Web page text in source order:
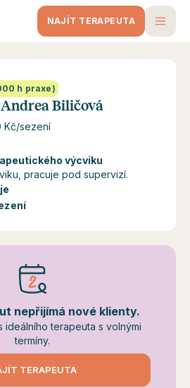
NAJÍT TERAPEUTA
h praxe)
Andrea Biličová
Kč/sezení
výcviku
pracuje pod supervizí.
nepřijímá nové klienty.
ideálního terapeuta s volnými
termíny.
TERAPEUTA